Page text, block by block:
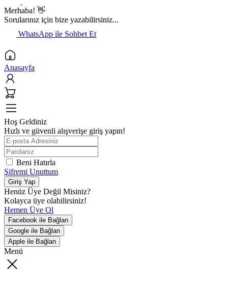
Merhaba! 👋
Sorularınız için bize yazabilirsiniz...
WhatsApp ile Sohbet Et
Anasayfa
Hoş Geldiniz
Hızlı ve güvenli alışverişe giriş yapın!
Beni Hatırla
Şifremi Unuttum
Giriş Yap
Henüz Üye Değil Misiniz?
Kolayca üye olabilirsiniz!
Hemen Üye Ol
Facebook ile Bağlan
Google ile Bağlan
Apple ile Bağlan
Menü